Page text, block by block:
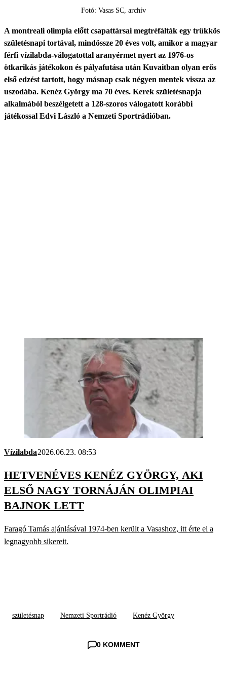
Fotó: Vasas SC, archív
A montreali olimpia előtt csapattársai megtréfálták egy trükkös
születésnapi tortával, mindössze 20 éves volt, amikor a magyar
férfi vízilabda-válogatottal aranyérmet nyert az 1976-os
ötkarikás játékokon és pályafutása után Kuvaitban olyan erős
első edzést tartott, hogy másnap csak négyen mentek vissza az
uszodába. Kenéz György ma 70 éves. Kerek születésnapja
alkalmából beszélgetett a 128-szoros válogatott korábbi
játékossal Edvi László a Nemzeti Sportrádióban.
Vízilabda2026.06.23. 08:53
HETVENÉVES KENÉZ GYÖRGY, AKI
ELSŐ NAGY TORNÁJÁN OLIMPIAI
BAJNOK LETT
Faragó Tamás ajánlásával 1974-ben került a Vasashoz, itt érte el a
legnagyobb sikereit.
születésnap Nemzeti Sportrádió Kenéz György
0 KOMMENT